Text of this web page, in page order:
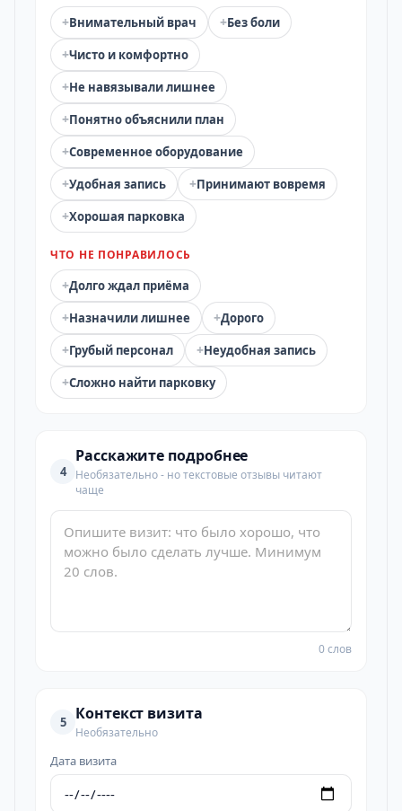
+Внимательный врач +Без боли
+Чисто и комфортно
+Не навязывали лишнее
+Понятно объяснили план
+Современное оборудование
+Удобная запись +Принимают вовремя
+Хорошая парковка
ЧТО НЕ ПОНРАВИЛОСЬ
+Долго ждал приёма
+Назначили лишнее +Дорого
+Грубый персонал +Неудобная запись
+Сложно найти парковку
4
Расскажите подробнее
Необязательно - но текстовые отзывы читают
чаще
0 слов
5 Контекст визита
Необязательно
Дата визита